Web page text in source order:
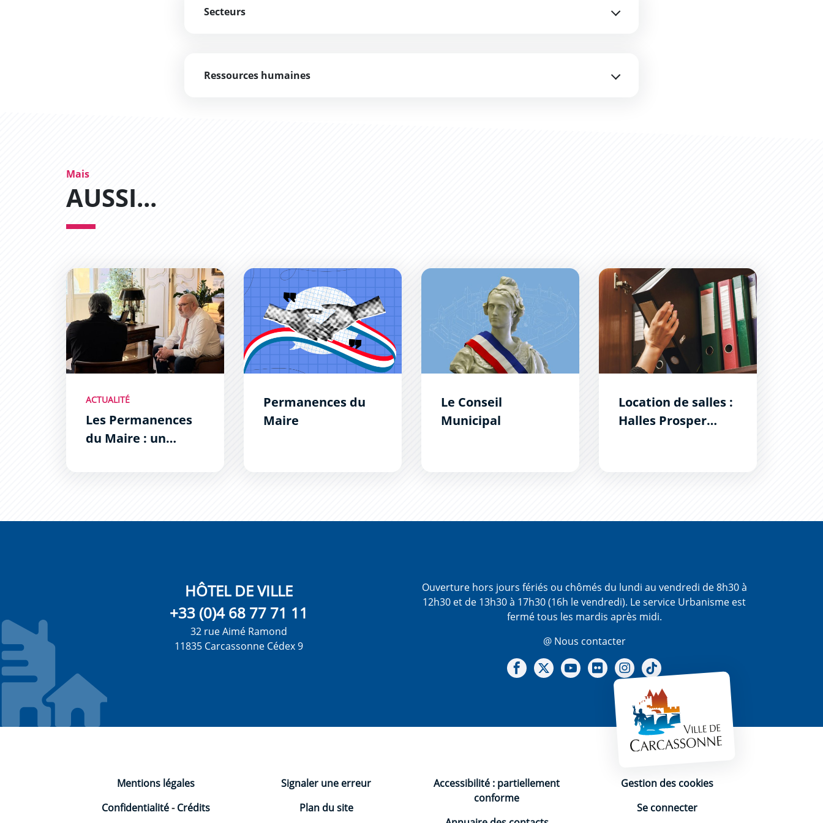
Secteurs
Ressources humaines
Mais
AUSSI...
Les Permanences du Maire : un succès !
ACTUALITÉ
Les Permanences
du Maire : un
Permanences du Maire
Permanences du
Maire
Le Conseil Municipal
Le Conseil
Municipal
Location de salles : Halles Prosper Montagné
Location de salles :
Halles Prosper
HÔTEL DE VILLE
+33 (0)4 68 77 71 11
32 rue Aimé Ramond
11835 Carcassonne Cédex 9
Ouverture hors jours fériés ou chômés du lundi au vendredi de 8h30 à
12h30 et de 13h30 à 17h30 (16h le vendredi). Le service Urbanisme est
fermé tous les mardis après midi.
@ Nous contacter
Notre Facebook
Notre X - (twitter)
Notre chaine Youtube
Notre Gallerie sur Flickr
Notre Instagram
Mentions légales
Confidentialité-Crédits
Signaler une erreur
Plan du site
Accessibilité : partiellement
conforme
Gestion des cookies
Se connecter